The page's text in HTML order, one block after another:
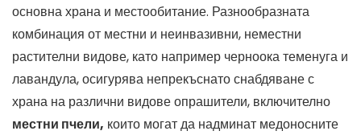
основна храна и местообитание. Разнообразната
комбинация от местни и неинвазивни, неместни
растителни видове, като например черноока теменуга и
лавандула, осигурява непрекъснато снабдяване с
храна на различни видове опрашители, включително
местни пчели, които могат да надминат медоносните